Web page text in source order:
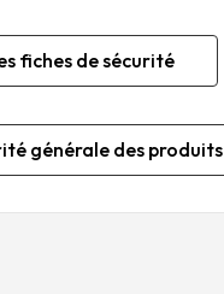
fiches de sécurité
générale des produits